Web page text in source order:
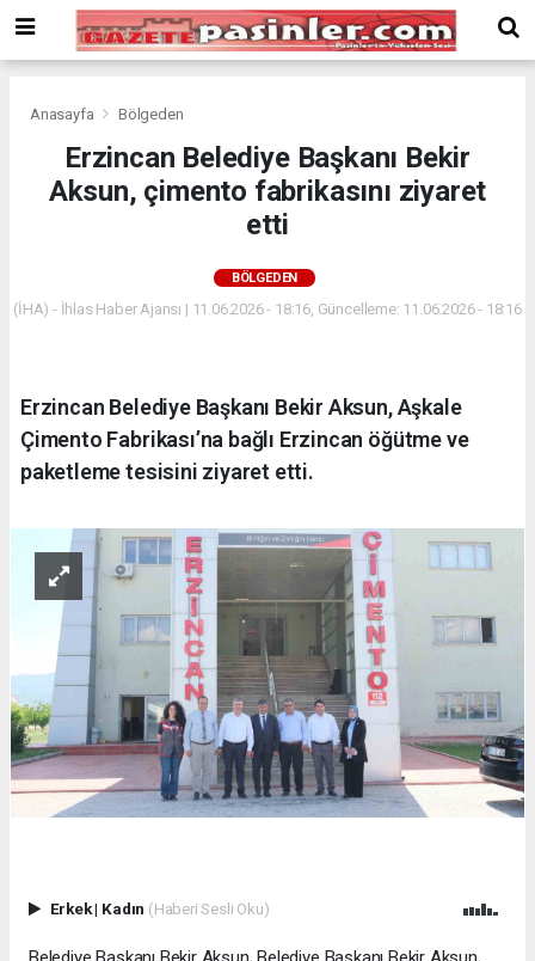
Bonusu
Veren
deneme
Yeni
Anasayfa Bölgeden
Erzincan Belediye Başkanı Bekir
Aksun, çimento fabrikasını ziyaret
etti
BÖLGEDEN
(İHA) - İhlas Haber Ajansı | 11.06.2026 - 18:16, Güncelleme: 11.06.2026 - 18:16
Erzincan Belediye Başkanı Bekir Aksun, Aşkale
Çimento Fabrikası’na bağlı Erzincan öğütme ve
paketleme tesisini ziyaret etti.
Erkek| Kadın (Haberi Sesli Oku)